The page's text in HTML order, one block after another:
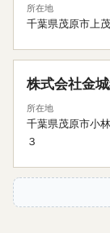
所在地
千葉県茂原市上
株式会社金城
所在地
千葉県茂原市小
３